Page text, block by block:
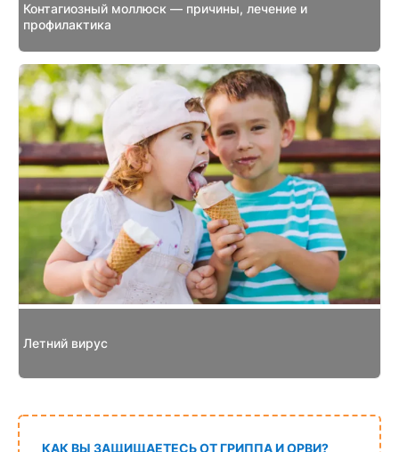
Контагиозный моллюск — причины, лечение и
профилактика
Летний вирус
КАК ВЫ ЗАЩИЩАЕТЕСЬ ОТ ГРИППА И ОРВИ?